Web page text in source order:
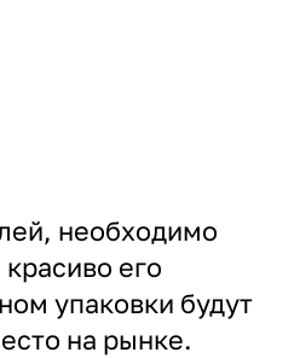
необходимо
его
упаковки будут
на рынке.